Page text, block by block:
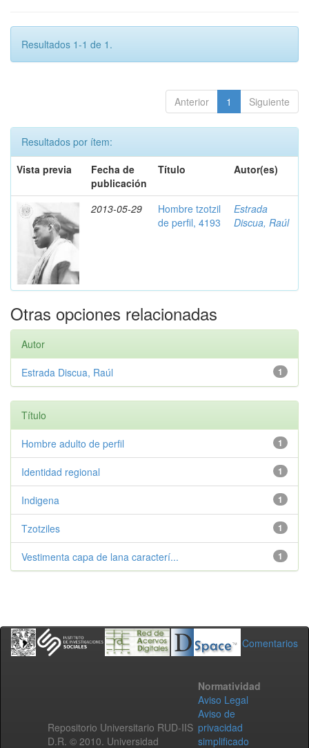
Resultados 1-1 de 1.
Anterior 1 Siguiente
Resultados por ítem:
Vista previa
Fecha de
publicación
Título Autor(es)
2013-05-29
Hombre tzotzil
de perfil, 4193
Estrada
Discua, Raúl
Otras opciones relacionadas
Autor
1
Estrada Discua, Raúl
Título
1
Hombre adulto de perfil
1
Identidad regional
1
Indigena
1
Tzotziles
1
Vestimenta capa de lana caracterí...
Comentarios
Repositorio Universitario RUD-IIS
D.R. © 2010. Universidad
Normatividad
Aviso Legal
Aviso de
privacidad
simplificado